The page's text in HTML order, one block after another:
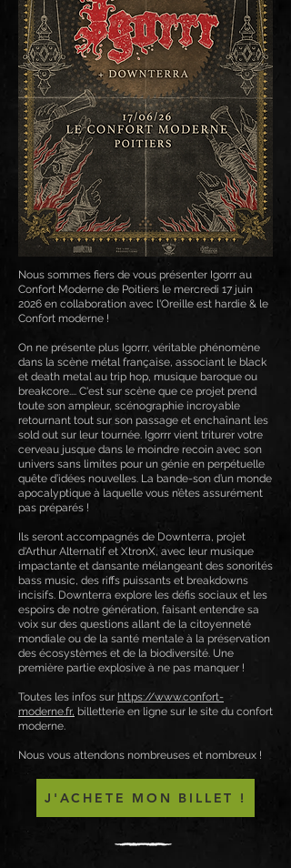
Nous sommes fiers de vous présenter Igorrr au
Confort Moderne de Poitiers le mercredi 17 juin
2026 en collaboration avec l'Oreille est hardie & le
Confort moderne !
On ne présente plus Igorrr, véritable phénomène
dans la scène métal française, associant le black
et death metal au trip hop, musique baroque ou
breakcore.... C'est sur scène que ce projet prend
toute son ampleur, scénographie incroyable
retournant tout sur son passage et enchaînant les
sold out sur leur tournée. Igorrr vient triturer votre
cerveau jusque dans le moindre recoin avec son
univers sans limites pour un génie en perpétuelle
quête d’idées nouvelles. La bande-son d’un monde
apocalyptique à laquelle vous n’êtes assurément
pas préparés !
Ils seront accompagnés de Downterra, projet
d'Arthur Alternatif et XtronX, avec leur musique
impactante et dansante mélangeant des sonorités
bass music, des riffs puissants et breakdowns
incisifs. Downterra explore les défis sociaux et les
espoirs de notre génération, faisant entendre sa
voix sur des questions allant de la citoyenneté
mondiale ou de la santé mentale à la préservation
des écosystèmes et de la biodiversité. Une
première partie explosive à ne pas manquer !
Toutes les infos sur https://www.confort-
moderne.fr, billetterie en ligne sur le site du confort
moderne.
Nous vous attendons nombreuses et nombreux !
J'ACHETE MON BILLET !